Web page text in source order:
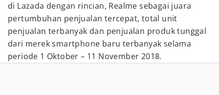
di Lazada dengan rincian, Realme sebagai juara
pertumbuhan penjualan tercepat, total unit
penjualan terbanyak dan penjualan produk tunggal
dari merek smartphone baru terbanyak selama
periode 1 Oktober – 11 November 2018.